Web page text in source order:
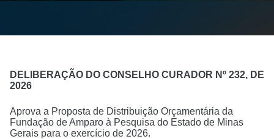
DELIBERAÇÃO DO CONSELHO CURADOR Nº 232, DE
2026
Aprova a Proposta de Distribuição Orçamentária da
Fundação de Amparo à Pesquisa do Estado de Minas
Gerais para o exercício de 2026.